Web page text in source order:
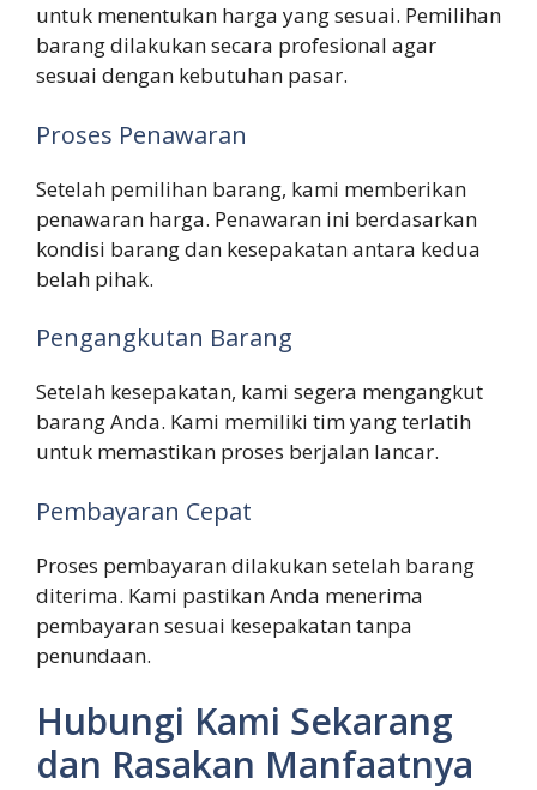
untuk menentukan harga yang sesuai. Pemilihan
barang dilakukan secara profesional agar
sesuai dengan kebutuhan pasar.
Proses Penawaran
Setelah pemilihan barang, kami memberikan
penawaran harga. Penawaran ini berdasarkan
kondisi barang dan kesepakatan antara kedua
belah pihak.
Pengangkutan Barang
Setelah kesepakatan, kami segera mengangkut
barang Anda. Kami memiliki tim yang terlatih
untuk memastikan proses berjalan lancar.
Pembayaran Cepat
Proses pembayaran dilakukan setelah barang
diterima. Kami pastikan Anda menerima
pembayaran sesuai kesepakatan tanpa
penundaan.
Hubungi Kami Sekarang
dan Rasakan Manfaatnya